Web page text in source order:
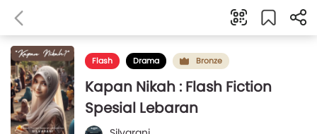
Flash Drama Bronze
Kapan Nikah : Flash Fiction
Spesial Lebaran